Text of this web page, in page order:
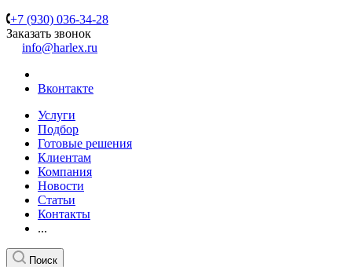
+7 (930) 036-34-28
Заказать звонок
info@harlex.ru
Вконтакте
Услуги
Подбор
Готовые решения
Клиентам
Компания
Новости
Статьи
Контакты
...
Поиск